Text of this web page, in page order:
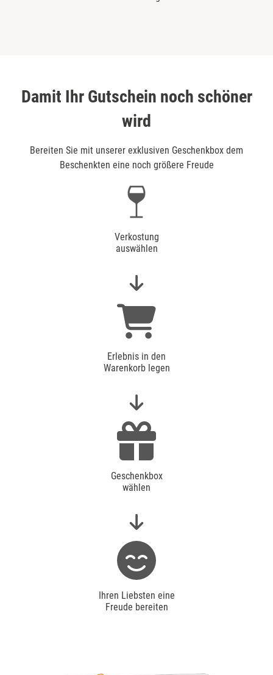
Damit Ihr Gutschein noch schöner
wird
Bereiten Sie mit unserer exklusiven Geschenkbox dem
Beschenkten eine noch größere Freude
Verkostung
auswählen
Erlebnis in den
Warenkorb legen
Geschenkbox
wählen
Ihren Liebsten eine
Freude bereiten